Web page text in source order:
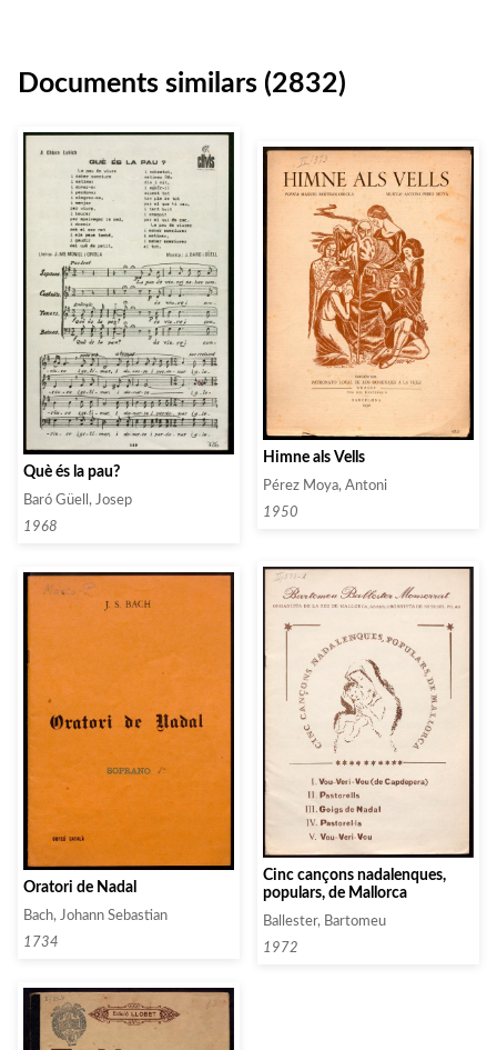
Documents similars (2832)
Què és la pau?
Baró Güell, Josep
1968
Himne als Vells
Pérez Moya, Antoni
1950
Oratori de Nadal
Bach, Johann Sebastian
1734
Cinc cançons nadalenques,
populars, de Mallorca
Ballester, Bartomeu
1972